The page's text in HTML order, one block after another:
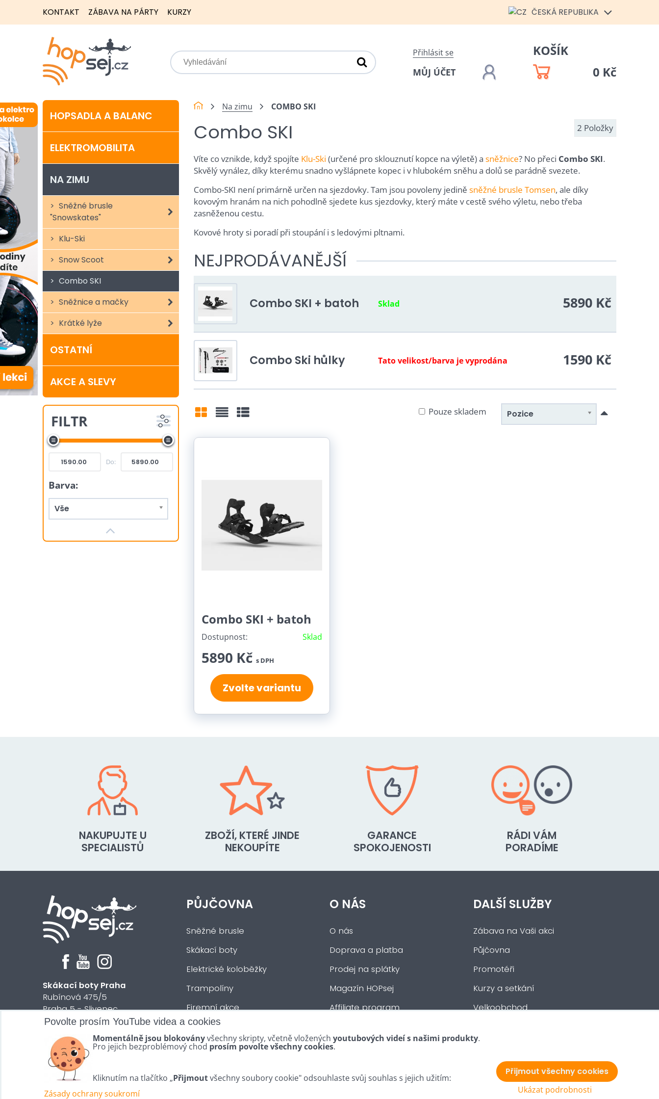
KONTAKT ZÁBAVA NA PÁRTY KURZY ČESKÁ REPUBLIKA
Přihlásit se
MŮJ ÚČET
KOŠÍK
0 Kč
HOPSADLA A BALANC
ELEKTROMOBILITA
NA ZIMU
Sněžné brusle
"Snowskates"
Klu-Ski
Snow Scoot
Combo SKI
Sněžnice a mačky
Krátké lyže
OSTATNÍ
AKCE A SLEVY
FILTR
Do:
Barva:
Vše
Na zimu COMBO SKI
Combo SKI 2 Položky
Víte co vznikde, když spojíte Klu-Ski (určené pro sklouznutí kopce na výletě) a sněžnice? No přeci Combo SKI.
Skvělý vynález, díky kterému snadno vyšlápnete kopec i v hlubokém sněhu a dolů se parádně svezete.
Combo-SKI není primárně určen na sjezdovky. Tam jsou povoleny jedině sněžné brusle Tomsen, ale díky
kovovým hranám na nich pohodlně sjedete kus sjezdovky, který máte v cestě svého výletu, nebo třeba
zasněženou cestu.
Kovové hroty si poradí při stoupání i s ledovými pltnami.
NEJPRODÁVANĚJŠÍ
Combo SKI + batoh Sklad 5890 Kč
Combo Ski hůlky Tato velikost/barva je vyprodána 1590 Kč
Pozice
Pouze skladem
Combo SKI + batoh
Dostupnost: Sklad
5890 Kč s DPH
Zvolte variantu
NAKUPUJTE U
SPECIALISTŮ
ZBOŽÍ, KTERÉ JINDE
NEKOUPÍTE
GARANCE
SPOKOJENOSTI
RÁDI VÁM
PORADÍME
Skákací boty Praha
Rubínová 475/5
Praha 5 - Slivenec
© 2024 HOPsej.cz
PŮJČOVNA
Sněžné brusle
Skákací boty
Elektrické koloběžky
Trampolíny
Firemní akce
Půjčení auta
Vše ostatní :-)
O NÁS
O nás
Doprava a platba
Prodej na splátky
Magazín HOPsej
Affiliate program
Kontakty
DALŠÍ SLUŽBY
Zábava na Vaši akci
Půjčovna
Promotéři
Kurzy a setkání
Velkoobchod
Předvolby soukromí Zásady ochrany soukromí Vytvořeno systémem: ByznysWeb.cz
Povolte prosím YouTube videa a cookies
Momentálně jsou blokoványvšechny skripty, včetně vložených youtubových videí s našimi produkty.
Pro jejich bezproblémový chod prosím povolte všechny cookies.
Kliknutím na tlačítko „Přijmoutvšechny soubory cookie" odsouhlaste svůj souhlas s jejich užitím:
Zásady ochrany soukromí
Ukázat podrobnosti
Přijmout všechny cookies